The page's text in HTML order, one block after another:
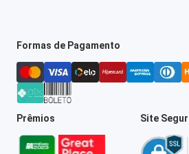
Formas de Pagamento
Prêmios Site